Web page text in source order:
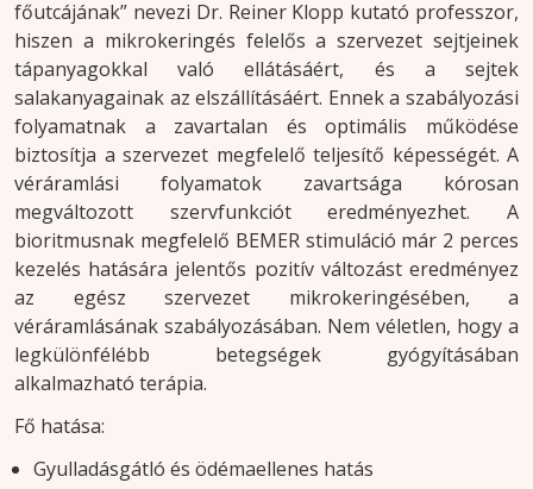
főutcájának” nevezi Dr. Reiner Klopp kutató professzor,
hiszen a mikrokeringés felelős a szervezet sejtjeinek
tápanyagokkal való ellátásáért, és a sejtek
salakanyagainak az elszállításáért. Ennek a szabályozási
folyamatnak a zavartalan és optimális működése
biztosítja a szervezet megfelelő teljesítő képességét. A
véráramlási folyamatok zavartsága kórosan
megváltozott szervfunkciót eredményezhet. A
bioritmusnak megfelelő BEMER stimuláció már 2 perces
kezelés hatására jelentős pozitív változást eredményez
az egész szervezet mikrokeringésében, a
véráramlásának szabályozásában. Nem véletlen, hogy a
legkülönfélébb betegségek gyógyításában
alkalmazható terápia.
Fő hatása:
Gyulladásgátló és ödémaellenes hatás